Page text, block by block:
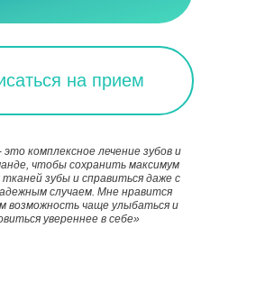
комплексное лечение зубов и
чтобы сохранить максимум
зубы и справиться даже с
случаем. Мне нравится
возможность чаще улыбаться и
увереннее в себе»
на прием